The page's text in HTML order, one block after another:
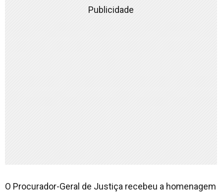
Publicidade
O Procurador-Geral de Justiça recebeu a homenagem